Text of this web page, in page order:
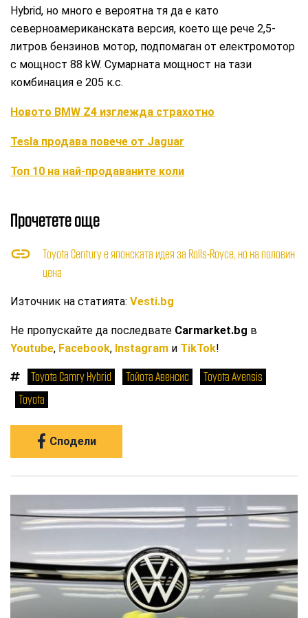
Hybrid, но много е вероятна тя да е като
северноамериканската версия, което ще рече 2,5-
литров бензинов мотор, подпомаган от електромотор
с мощност 88 kW. Сумарната мощност на тази
комбинация е 205 к.с.
Новото BMW Z4 изглежда страхотно
Tesla продава повече от Jaguar
Топ 10 на най-продаваните коли
Прочетете още
Toyota Century е японската идея за Rolls-Royce, но на половин
цена
Източник на статията:Vesti.bg
Не пропускайте да последвате Carmarket.bg в
Youtube, Facebook, Instagram и TikTok!
Toyota Camry Hybrid Тойота Авенсис
Toyota Avensis
Toyota
Сподели